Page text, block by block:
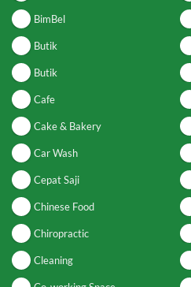
BimBel
Butik
Butik
Cafe
Cake & Bakery
Car Wash
Cepat Saji
Chinese Food
Chiropractic
Cleaning